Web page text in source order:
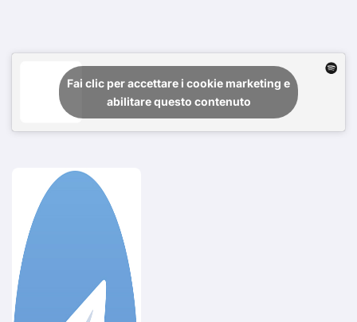
Fai clic per accettare i cookie marketing e
abilitare questo contenuto